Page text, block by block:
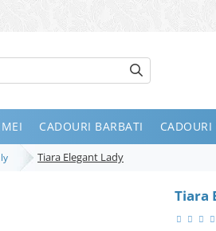
CADOURI BARBATI
Tiara Elegant Lady
Tiara